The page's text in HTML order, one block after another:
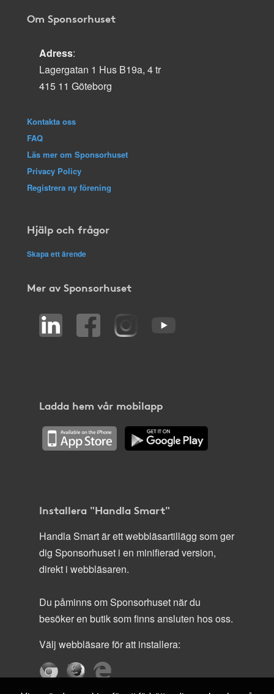
Om Sponsorhuset
Adress:
Lagergatan 1 Hus B19a, 4 tr
415 11 Göteborg
Kontakta oss
FAQ
Läs mer om Sponsorhuset
Privacy Policy
Registrera ny förening
Hjälp och frågor
Skapa ett ärende
Mer av Sponsorhuset
Ladda hem vår mobilapp
Installera "Handla Smart"
Handla Smart är ett webbläsartillägg som ger
dig Sponsorhuset i en minifierad version,
direkt i webbläsaren.
Du påminns om Sponsorhuset när du
besöker en butik som finns ansluten hos oss.
Välj webbläsare för att installera: